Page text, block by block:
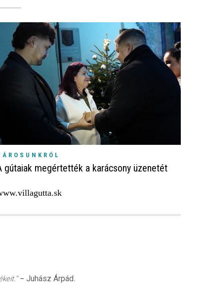
gútaiak megértették a karácsony üzenetét
– Juhász Árpád.